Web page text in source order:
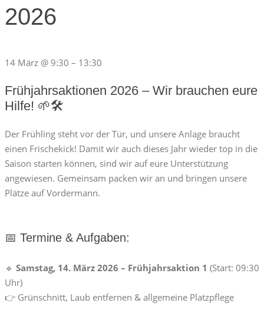
2026
14 März @ 9:30 – 13:30
Frühjahrsaktionen 2026 – Wir brauchen eure
Hilfe! 🌱🛠️
Der Frühling steht vor der Tür, und unsere Anlage braucht
einen Frischekick! Damit wir auch dieses Jahr wieder top in die
Saison starten können, sind wir auf eure Unterstützung
angewiesen. Gemeinsam packen wir an und bringen unsere
Plätze auf Vordermann.
📅 Termine & Aufgaben:
🔹 Samstag, 14. März 2026 – Frühjahrsaktion 1 (Start: 09:30
Uhr)
👉 Grünschnitt, Laub entfernen & allgemeine Platzpflege